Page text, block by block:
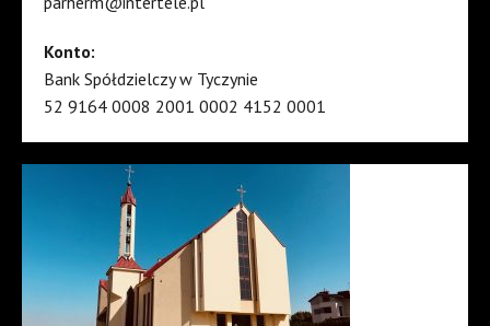
Konto:
Bank Spółdzielczy w Tyczynie
52 9164 0008 2001 0002 4152 0001